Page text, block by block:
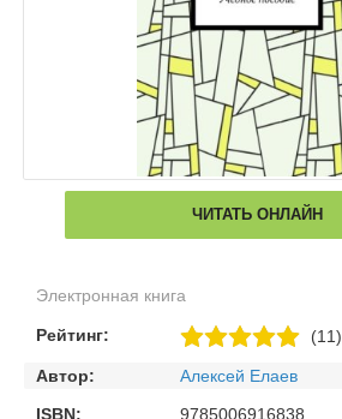
ЧИТАТЬ ОНЛАЙН
Электронная книга
Рейтинг: (11)
Автор:
Алексей Елаев
ISBN:
9785006916838